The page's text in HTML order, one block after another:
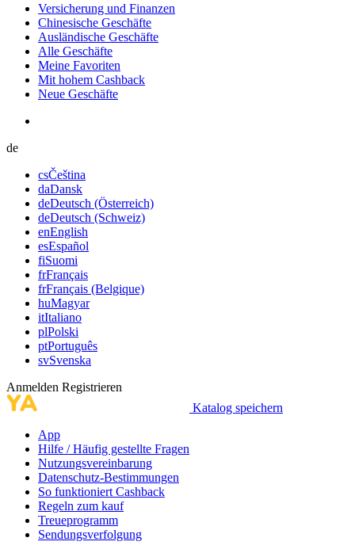
Versicherung und Finanzen
Chinesische Geschäfte
Ausländische Geschäfte
Alle Geschäfte
Meine Favoriten
Mit hohem Cashback
Neue Geschäfte
de
csČeština
daDansk
deDeutsch (Österreich)
deDeutsch (Schweiz)
enEnglish
esEspañol
fiSuomi
frFrançais
frFrançais (Belgique)
huMagyar
itItaliano
plPolski
ptPortuguês
svSvenska
Anmelden Registrieren
Katalog speichern
App
Hilfe / Häufig gestellte Fragen
Nutzungsvereinbarung
Datenschutz-Bestimmungen
So funktioniert Cashback
Regeln zum kauf
Treueprogramm
Sendungsverfolgung